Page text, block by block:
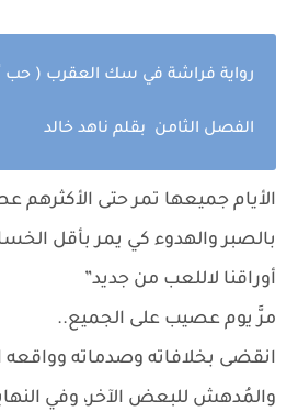
رواية فراشة في سك العقرب ( حب
الفصل الثامن بقلم ناهد خالد
الأيام جميعها تمر حتى الأكثرهم
بالصبر والهدوء كي يمر بأقل
أوراقنا لاللعب من جديد”
مرَّ يوم عصيب على الجميع..
انقضى بخلافاته وصدماته وواقعه
والمُدهش للبعض الآخر، وفي